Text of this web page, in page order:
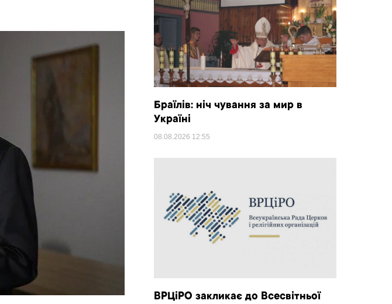
Браїлів: ніч чування за мир в
Україні
08.08.2026 12:55
ВРЦіРО закликає до Всесвітньої